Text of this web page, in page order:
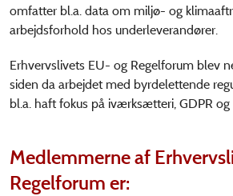
omfatter bl.a. data om miljø- og
arbejdsforhold hos underleverandører.
Erhvervslivets EU- og Regelforum blev
siden da arbejdet med byrdelettende
bl.a. haft fokus på iværksætteri, GDPR og
Medlemmerne af
Regelforum er: